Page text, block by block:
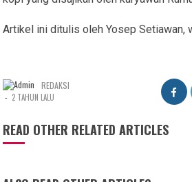
Artikel ini ditulis oleh Yosep Setiawan,
REDAKSI
- 2 TAHUN LALU
READ OTHER RELATED ARTICLES